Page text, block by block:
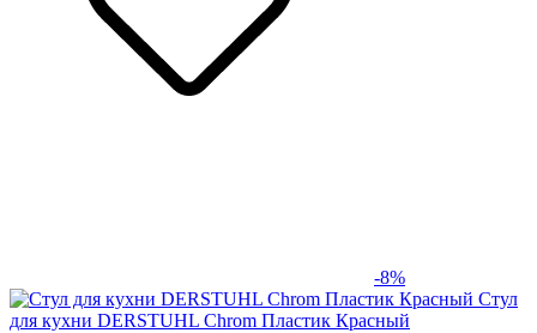
-8%
Стул
для кухни DERSTUHL Chrom Пластик Красный